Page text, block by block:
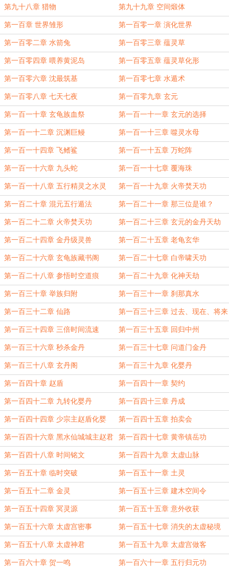
第九十八章 猎物 第九十九章 空间煅体
第一百章 世界雏形 第一百零一章 演化世界
第一百零二章 水箭兔 第一百零三章 蕴灵草
第一百零四章 喂养黄泥岛 第一百零五章 蕴灵草化形
第一百零六章 沈最筑基 第一百零七章 水遁术
第一百零八章 七天七夜 第一百零九章 玄元
第一百一十章 玄龟族血祭 第一百一十一章 玄元的选择
第一百一十二章 沉渊巨鳗 第一百一十三章 噬灵水母
第一百一十四章 飞鳍鲨 第一百一十五章 万蛇阵
第一百一十六章 九头蛇 第一百一十七章 覆海珠
第一百一十八章 五行精灵之水灵 第一百一十九章 火帝焚天功
第一百二十章 混元五行遁法 第一百二十一章 那三位是谁？
第一百二十二章 火帝焚天功 第一百二十三章 玄元的金丹天劫
第一百二十四章 金丹级灵兽 第一百二十五章 老龟玄华
第一百二十六章 玄龟族藏书阁 第一百二十七章 白帝啸天功
第一百二十八章 参悟时空道痕 第一百二十九章 化神天劫
第一百三十章 举族归附 第一百三十一章 刹那真水
第一百三十二章 仙路 第一百三十三章 过去、现在、将来
第一百三十四章 三倍时间流速 第一百三十五章 回归中州
第一百三十六章 秒杀金丹 第一百三十七章 问道门金丹
第一百三十八章 玄丹阁 第一百三十九章 化婴丹
第一百四十章 赵盾 第一百四十一章 契约
第一百四十二章 九转化婴丹 第一百四十三章 丹成
第一百四十四章 少宗主赵盾化婴 第一百四十五章 拍卖会
第一百四十六章 黑水仙城城主赵君 第一百四十七章 黄帝镇岳功
第一百四十八章 时间铭文 第一百四十九章 太虚山脉
第一百五十章 临时突破 第一百五十一章 土灵
第一百五十二章 金灵 第一百五十三章 建木空间令
第一百五十四章 冥灵源 第一百五十五章 意外收获
第一百五十六章 太虚宫密事 第一百五十七章 消失的太虚秘境
第一百五十八章 太虚神君 第一百五十九章 太虚宫做客
第一百六十章 贺一鸣 第一百六十一章 五行归元功